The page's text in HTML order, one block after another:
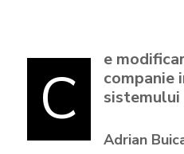
C
e
companie
sistemului
Adrian